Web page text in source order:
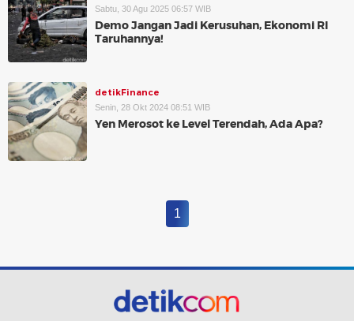
Sabtu, 30 Agu 2025 06:57 WIB
Demo Jangan Jadi Kerusuhan, Ekonomi RI
Taruhannya!
detikFinance
Senin, 28 Okt 2024 08:51 WIB
Yen Merosot ke Level Terendah, Ada Apa?
1